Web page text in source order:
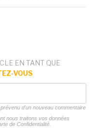
EN TANT QUE
VOUS
d'un nouveau commentaire
nous traitons vos données
de Confidentialité.